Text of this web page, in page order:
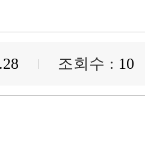
조회수 10